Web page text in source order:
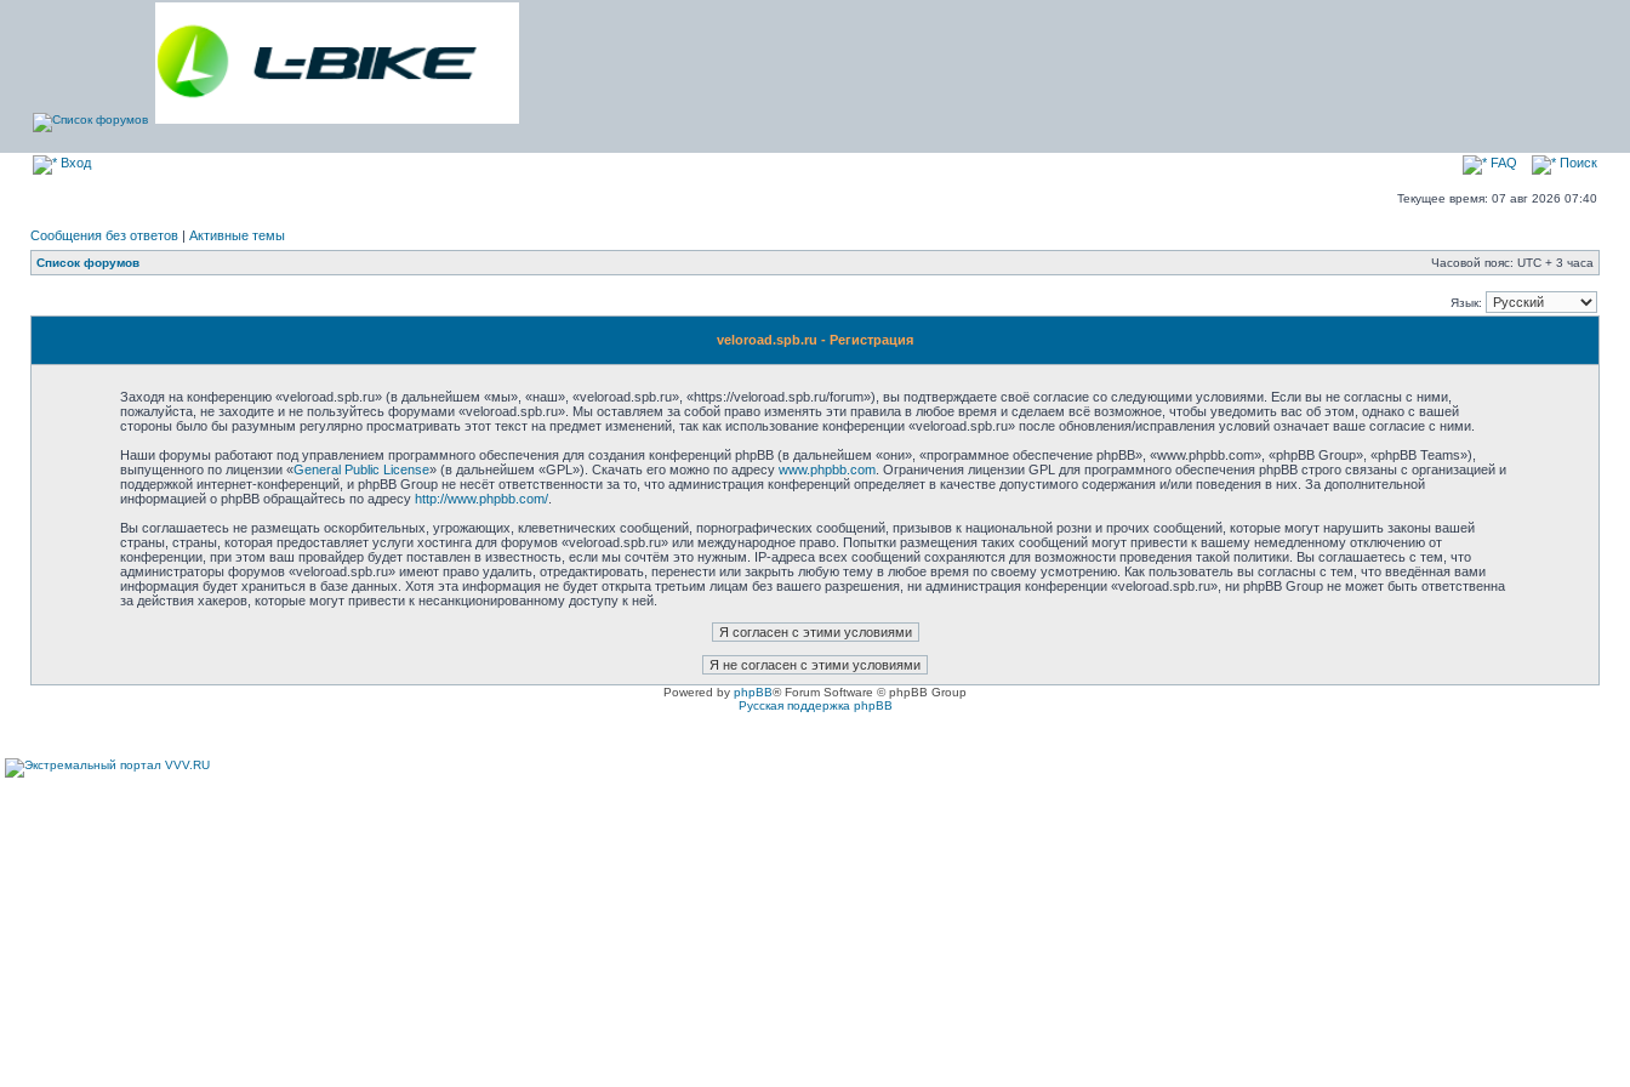
Вход FAQ Поиск
Текущее время: 07 авг 2026 07:40
Сообщения без ответов | Активные темы
Список форумов Часовой пояс: UTC + 3 часа
Язык:
veloroad.spb.ru - Регистрация
Заходя на конференцию «veloroad.spb.ru» (в дальнейшем «мы», «наш», «veloroad.spb.ru», «https://veloroad.spb.ru/forum»), вы подтверждаете своё согласие со следующими условиями. Если вы не согласны с ними,
пожалуйста, не заходите и не пользуйтесь форумами «veloroad.spb.ru». Мы оставляем за собой право изменять эти правила в любое время и сделаем всё возможное, чтобы уведомить вас об этом, однако с вашей
стороны было бы разумным регулярно просматривать этот текст на предмет изменений, так как использование конференции «veloroad.spb.ru» после обновления/исправления условий означает ваше согласие с ними.
Наши форумы работают под управлением программного обеспечения для создания конференций phpBB (в дальнейшем «они», «программное обеспечение phpBB», «www.phpbb.com», «phpBB Group», «phpBB Teams»),
выпущенного по лицензии «General Public License» (в дальнейшем «GPL»). Скачать его можно по адресу www.phpbb.com. Ограничения лицензии GPL для программного обеспечения phpBB строго связаны с организацией и
поддержкой интернет-конференций, и phpBB Group не несёт ответственности за то, что администрация конференций определяет в качестве допустимого содержания и/или поведения в них. За дополнительной
информацией о phpBB обращайтесь по адресу http://www.phpbb.com/.
Вы соглашаетесь не размещать оскорбительных, угрожающих, клеветнических сообщений, порнографических сообщений, призывов к национальной розни и прочих сообщений, которые могут нарушить законы вашей
страны, страны, которая предоставляет услуги хостинга для форумов «veloroad.spb.ru» или международное право. Попытки размещения таких сообщений могут привести к вашему немедленному отключению от
конференции, при этом ваш провайдер будет поставлен в известность, если мы сочтём это нужным. IP-адреса всех сообщений сохраняются для возможности проведения такой политики. Вы соглашаетесь с тем, что
администраторы форумов «veloroad.spb.ru» имеют право удалить, отредактировать, перенести или закрыть любую тему в любое время по своему усмотрению. Как пользователь вы согласны с тем, что введённая вами
информация будет храниться в базе данных. Хотя эта информация не будет открыта третьим лицам без вашего разрешения, ни администрация конференции «veloroad.spb.ru», ни phpBB Group не может быть ответственна
за действия хакеров, которые могут привести к несанкционированному доступу к ней.
Powered by phpBB® Forum Software © phpBB Group
Русская поддержка phpBB